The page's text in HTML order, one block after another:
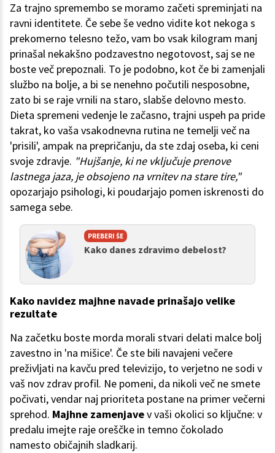
Za trajno spremembo se moramo začeti spreminjati na
ravni identitete. Če sebe še vedno vidite kot nekoga s
prekomerno telesno težo, vam bo vsak kilogram manj
prinašal nekakšno podzavestno negotovost, saj se ne
boste več prepoznali. To je podobno, kot če bi zamenjali
službo na bolje, a bi se nenehno počutili nesposobne,
zato bi se raje vrnili na staro, slabše delovno mesto.
Dieta spremeni vedenje le začasno, trajni uspeh pa pride
takrat, ko vaša vsakodnevna rutina ne temelji več na
'prisili', ampak na prepričanju, da ste zdaj oseba, ki ceni
svoje zdravje. "Hujšanje, ki ne vključuje prenove
lastnega jaza, je obsojeno na vrnitev na stare tire,"
opozarjajo psihologi, ki poudarjajo pomen iskrenosti do
samega sebe.
PREBERI ŠE
Kako danes zdravimo debelost?
Kako navidez majhne navade prinašajo velike
rezultate
Na začetku boste morda morali stvari delati malce bolj
zavestno in 'na mišice'. Če ste bili navajeni večere
preživljati na kavču pred televizijo, to verjetno ne sodi v
vaš nov zdrav profil. Ne pomeni, da nikoli več ne smete
počivati, vendar naj prioriteta postane na primer večerni
sprehod. Majhne zamenjavev vaši okolici so ključne: v
predalu imejte raje oreščke in temno čokolado
namesto običajnih sladkarij.